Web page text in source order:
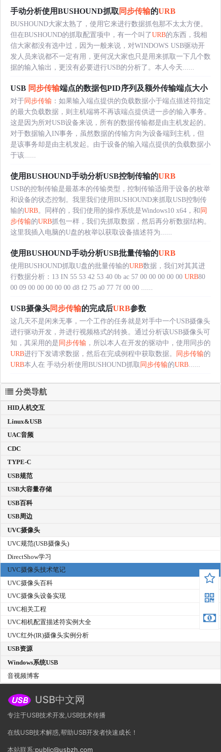
手动分析使用BUSHOUND抓取 同步传输的URB
BUSHOUND大家太熟了，使用它来进行数据抓包那不太太方便。
但在BUSHOUND的抓取配置项中，有一个叫了URB的东西，我相
信大家都没有选中过，因为一般来说，对WINDOWS USB驱动开
发人员来说都不一定有用，更何况大家也只是用来抓取一下几个数
据的输入输出，更没有必要进行USB的分析了。本人今天......
USB 同步传输端点的数据包PID序列及额外传输端点大小
对于 同步传输 ：如果输入端点提供的负载数据小于端点描述符指定
的最大负载数据，则主机端将不再该端点提供进一步的输入事务。
这是因为所对USB设备来说，所有的数据传输都是由主机发起的。
对于数据输入IN事务，虽然数据的传输方向为设备端到主机，但
是该事务却是由主机发起。由于设备的输入端点提供的负载数据小
于该......
使用BUSHOUND手动分析USB控制传输的URB
USB的控制传输是最基本的传输类型，控制传输适用于设备的枚举
和设备的状态控制。我里我们使用BUSHOUND来抓取USB控制传
输的URB。同样的，我们使用的操作系统是Windows10 x64，和 同
步传输的URB抓包一样，我们先抓取数据，然后再分析数据结构。
这里我插入电脑的U盘的枚举以获取设备描述符为......
使用BUSHOUND手动分析USB批量传输的URB
使用BUSHOUND抓取U盘的批量传输的URB数据，我们对其其进
行数据分析：13 IN 55 53 42 53 40 0b ac 57 00 00 00 00 00 URB80
00 09 00 00 00 00 00 d8 f2 75 a0 77 7f 00 00 ......
USB摄像头同步传输的完成后URB参数
这几天不是闲来无事，一个工作的任务就是对手中一个USB摄像头
进行驱动开发，并进行视频格式的转换。通过分析该USB摄像头可
知，其采用的是 同步传输 ，所以本人在开发的驱动中，使用同步的
URB进行下发请求数据，然后在完成例程中获取数据。 同步传输的
URB本人在 手动分析使用BUSHOUND抓取 同步传输的URB......
分类导航
HID人机交互
Linux&USB
UAC音频
CDC
TYPE-C
USB规范
USB大容量存储
USB百科
USB周边
UVC摄像头
UVC规范(USB摄像头)
DirectShow学习
UVC摄像头技术笔记
UVC摄像头百科
UVC摄像头设备实现
UVC相关工程
UVC相机配置描述符实例大全
UVC红外(IR)摄像头实例分析
USB资源
Windows系统USB
音视频博客
USB中文网
专注于USB技术开发,USB技术传播
在线USB技术解惑,帮助USB开发者快速成长！
本站联系:public@usbzh.com